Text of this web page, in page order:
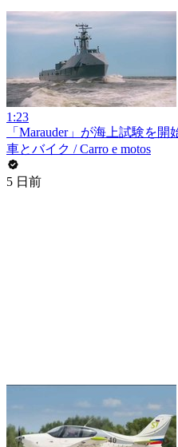
1:23
「Marauder」が海上試験を
車とバイク / Carro e motos
5 日前